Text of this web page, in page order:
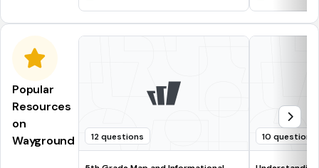
Popular
Resources
on
Wayground
12 questions 10 questions